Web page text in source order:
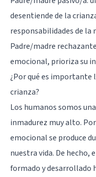
desentiende de la
responsabilidades de la
Padre/madre
emocional, prioriza su
¿Por qué es importante
crianza?
Los humanos somos
inmadurez muy alto.
emocional se produce
nuestra vida. De
formado y desarrollado